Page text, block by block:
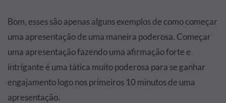
Bom, esses são apenas alguns exemplos de como começar
uma apresentação de uma maneira poderosa. Começar
uma apresentação fazendo uma afirmação forte e
intrigante é uma tática muito poderosa para se ganhar
engajamento logo nos primeiros 10 minutos de uma
apresentação.